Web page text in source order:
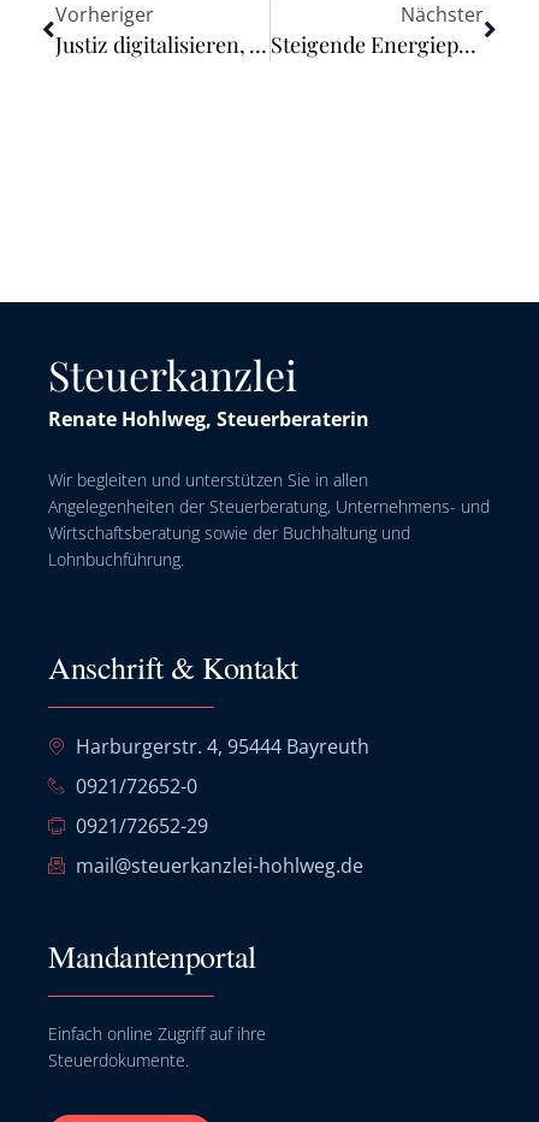
Vorheriger
Justiz digitalisieren, Verfahren vereinfachen
Nächster
Steigende Energiepreise gefährden wirtschaftliche Erholung Deutschlands
Steuerkanzlei
Renate Hohlweg, Steuerberaterin
Wir begleiten und unterstützen Sie in allen
Angelegenheiten der Steuerberatung, Unternehmens- und
Wirtschaftsberatung sowie der Buchhaltung und
Lohnbuchführung.
Anschrift & Kontakt
Harburgerstr. 4, 95444 Bayreuth
0921/72652-0
0921/72652-29
mail@steuerkanzlei-hohlweg.de
Mandantenportal
Einfach online Zugriff auf ihre
Steuerdokumente.